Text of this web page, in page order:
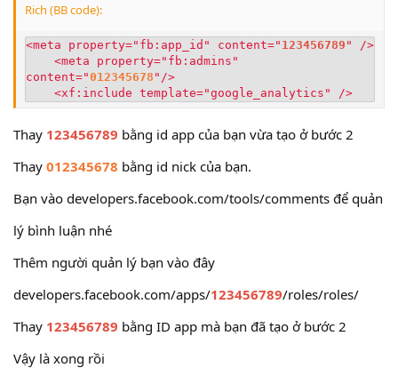
Rich (BB code):
<meta property="fb:app_id" content=" 123456789 " />
content="012345678 "/>
    <xf:include template="google_analytics" />
Thay 123456789 bằng id app của bạn vừa tạo ở bước 2
Thay 012345678 bằng id nick của bạn.
Bạn vào developers.facebook.com/tools/comments để quản
lý bình luận nhé
Thêm người quản lý bạn vào đây
developers.facebook.com/apps/123456789/roles/roles/
Thay 123456789 bằng ID app mà bạn đã tạo ở bước 2
Vậy là xong rồi